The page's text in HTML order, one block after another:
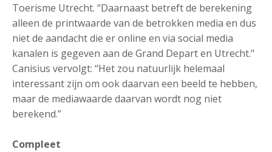
Toerisme Utrecht. “Daarnaast betreft de berekening
alleen de printwaarde van de betrokken media en dus
niet de aandacht die er online en via social media
kanalen is gegeven aan de Grand Depart en Utrecht."
Canisius vervolgt: “Het zou natuurlijk helemaal
interessant zijn om ook daarvan een beeld te hebben,
maar de mediawaarde daarvan wordt nog niet
berekend.”
Compleet